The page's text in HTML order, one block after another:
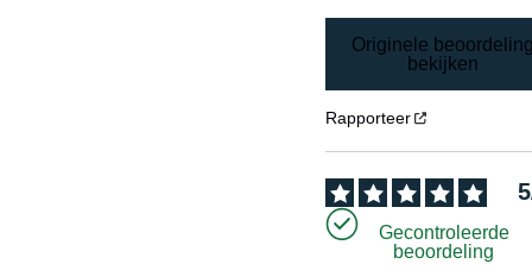
Originele
bekijken
Rapporteer
5
Gecontroleerde
beoordeling